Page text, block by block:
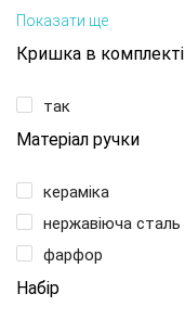
Показати ще
Кришка в комплекті
так
Матеріал ручки
кераміка
нержавіюча сталь
фарфор
Набір